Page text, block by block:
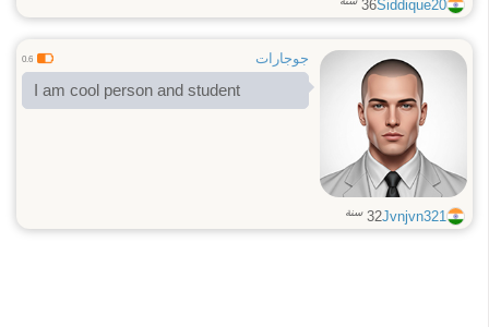
Siddique20
36
جوجارات 0.6
I am cool person and student
Jvnjvn321
32 سنة